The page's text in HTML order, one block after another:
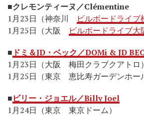
■クレモンティーヌ／Clémentine
1月23日（神奈川
ビルボードライブ
1月25日（大阪
ビルボードライブ大
■ ドミ＆JD・ベック／DOMi & JD
1月23日（大阪 梅田クラブクアトロ）
1月25日（東京 恵比寿ガーデンホー
■ビリー・ジョエル／Billy Joel
1月24日（東京 東京ドーム）